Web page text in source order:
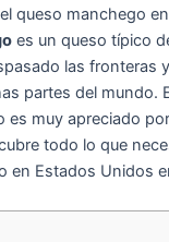
queso manchego
es un queso típico
las fronteras
partes del mundo.
es muy apreciado
todo lo que
en Estados Unidos